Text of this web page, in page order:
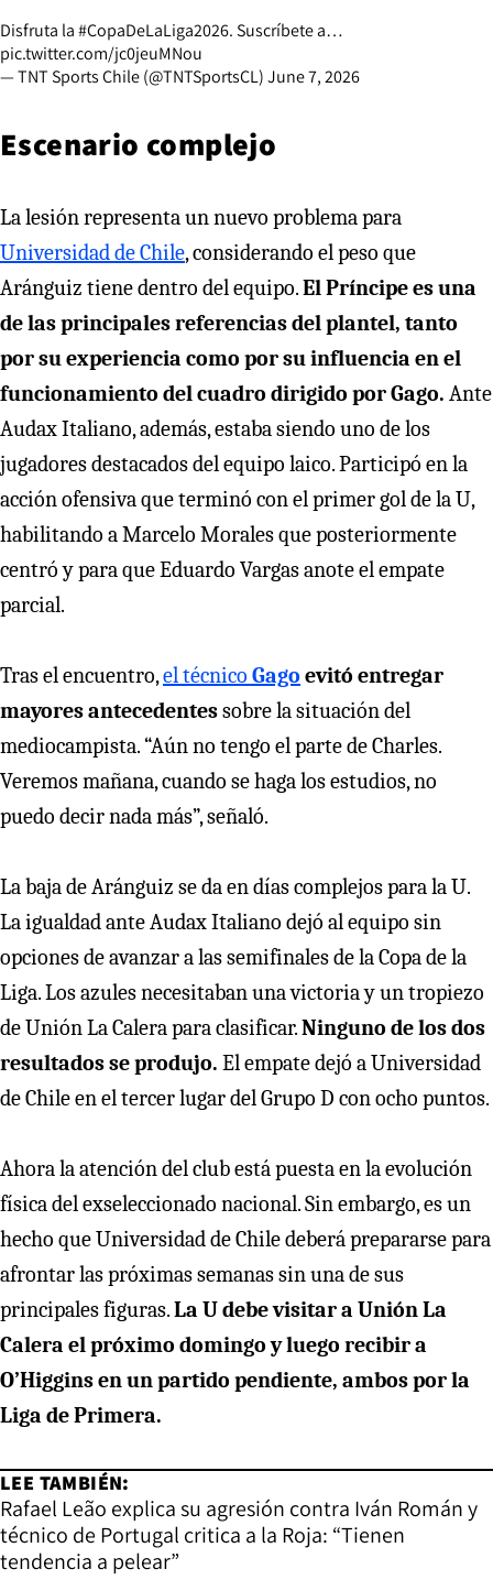
Disfruta la#CopaDeLaLiga2026. Suscríbete a…
pic.twitter.com/jc0jeuMNou
— TNT Sports Chile (@TNTSportsCL)June 7, 2026
Escenario complejo
La lesión representa un nuevo problema para
Universidad de Chile, considerando el peso que
Aránguiz tiene dentro del equipo.El Príncipe es una
de las principales referencias del plantel, tanto
por su experiencia como por su influencia en el
funcionamiento del cuadro dirigido por Gago. Ante
Audax Italiano, además, estaba siendo uno de los
jugadores destacados del equipo laico. Participó en la
acción ofensiva que terminó con el primer gol de la U,
habilitando a Marcelo Morales que posteriormente
centró y para que Eduardo Vargas anote el empate
parcial.
Tras el encuentro,el técnico Gago evitó entregar
mayores antecedentessobre la situación del
mediocampista. “Aún no tengo el parte de Charles.
Veremos mañana, cuando se haga los estudios, no
puedo decir nada más”, señaló.
La baja de Aránguiz se da en días complejos para la U.
La igualdad ante Audax Italiano dejó al equipo sin
opciones de avanzar a las semifinales de la Copa de la
Liga. Los azules necesitaban una victoria y un tropiezo
de Unión La Calera para clasificar.Ninguno de los dos
resultados se produjo. El empate dejó a Universidad
de Chile en el tercer lugar del Grupo D con ocho puntos.
Ahora la atención del club está puesta en la evolución
física del exseleccionado nacional. Sin embargo, es un
hecho que Universidad de Chile deberá prepararse para
afrontar las próximas semanas sin una de sus
principales figuras.La U debe visitar a Unión La
Calera el próximo domingo y luego recibir a
O’Higgins en un partido pendiente, ambos por la
Liga de Primera.
LEE TAMBIÉN:
Rafael Leão explica su agresión contra Iván Román y
técnico de Portugal critica a la Roja: “Tienen
tendencia a pelear”